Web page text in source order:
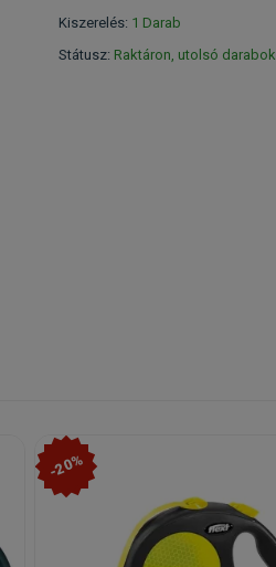
Kiszerelés: 1 Darab
Státusz: Raktáron, utolsó darabok
-20%